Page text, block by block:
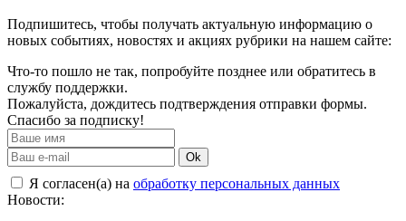
Подпишитесь, чтобы получать актуальную информацию о
новых событиях, новостях и акциях рубрики на нашем сайте:
Что-то пошло не так, попробуйте позднее или обратитесь в
службу поддержки.
Пожалуйста, дождитесь подтверждения отправки формы.
Спасибо за подписку!
Ok
Я согласен(а) на обработку персональных данных
Новости: